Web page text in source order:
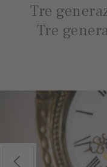
Tre
Tre
Previous